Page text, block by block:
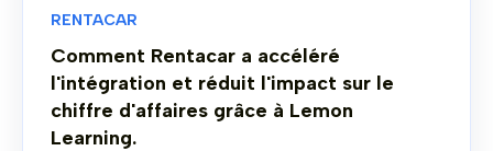
RENTACAR
Comment Rentacar a accéléré
l'intégration et réduit l'impact sur le
chiffre d'affaires grâce à Lemon
Learning.